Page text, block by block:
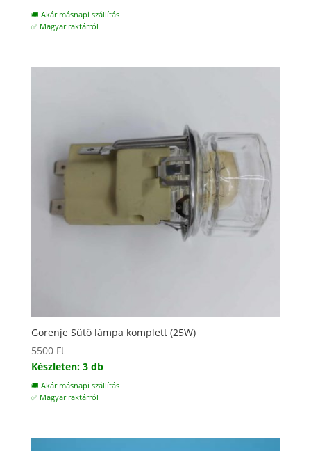
🚚 Akár másnapi szállítás
✅ Magyar raktárról
Gorenje Sütő lámpa komplett (25W)
5500 Ft
Készleten: 3 db
🚚 Akár másnapi szállítás
✅ Magyar raktárról